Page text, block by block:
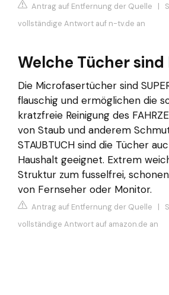
Antrag auf Entfernung der Quelle |
vollständige Antwort auf n-tv.de an
Welche Tücher
Die Microfasertücher sind
flauschig und ermöglichen die
kratzfreie Reinigung des
von Staub und anderem
STAUBTUCH sind die Tücher
Haushalt geeignet. Extrem
Struktur zum fusselfrei,
von Fernseher oder Monitor.
Antrag auf Entfernung der Quelle |
vollständige Antwort auf amazon.de an